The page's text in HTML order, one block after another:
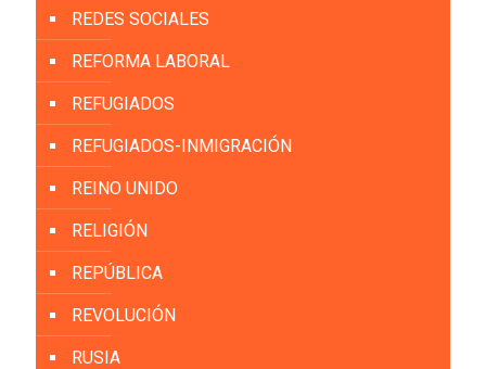
REDES SOCIALES
REFORMA LABORAL
REFUGIADOS
REFUGIADOS-INMIGRACIÓN
REINO UNIDO
RELIGIÓN
REPÚBLICA
REVOLUCIÓN
RUSIA